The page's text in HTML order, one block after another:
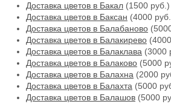
Доставка цветов в Бакал (1500 руб.)
Доставка цветов в Баксан (4000
Доставка цветов в Балабаново
Доставка цветов в Балакирево
Доставка цветов в Балаклава (3000
Доставка цветов в Балаково (5000
Доставка цветов в Балахна (2000
Доставка цветов в Балахта (5000
Доставка цветов в Балашов (5000